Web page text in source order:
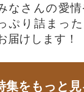
なさんの愛
ぷり詰まっ
届けします！
集をもっと